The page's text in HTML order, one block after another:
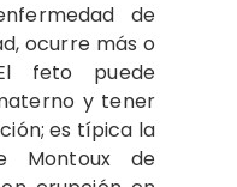
de
ocurre más o
feto puede
y tener
es típica la
Montoux de